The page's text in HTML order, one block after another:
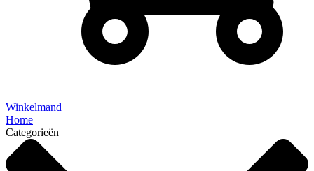
Winkelmand
Home
Categorieën